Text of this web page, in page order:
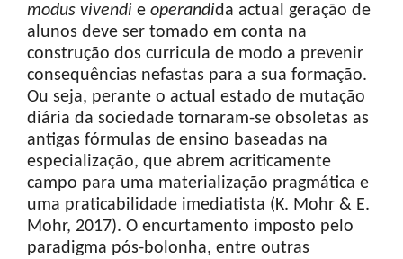
modus vivendi e operandida actual geração de
alunos deve ser tomado em conta na
construção dos curricula de modo a prevenir
consequências nefastas para a sua formação.
Ou seja, perante o actual estado de mutação
diária da sociedade tornaram-se obsoletas as
antigas fórmulas de ensino baseadas na
especialização, que abrem acriticamente
campo para uma materialização pragmática e
uma praticabilidade imediatista (K. Mohr & E.
Mohr, 2017). O encurtamento imposto pelo
paradigma pós-bolonha, entre outras